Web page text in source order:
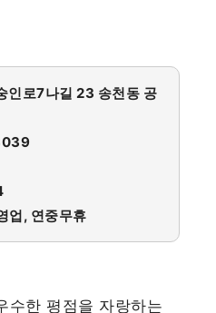
인로7나길 23 송천동 공
업, 연중무휴
수한 평점을 자랑하는